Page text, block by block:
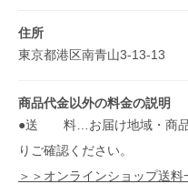
住所
東京都港区南青山3-13-13
商品代金以外の料金の説明
●送 料…お届け地域・商品
りご確認ください。
＞＞オンラインショップ送料